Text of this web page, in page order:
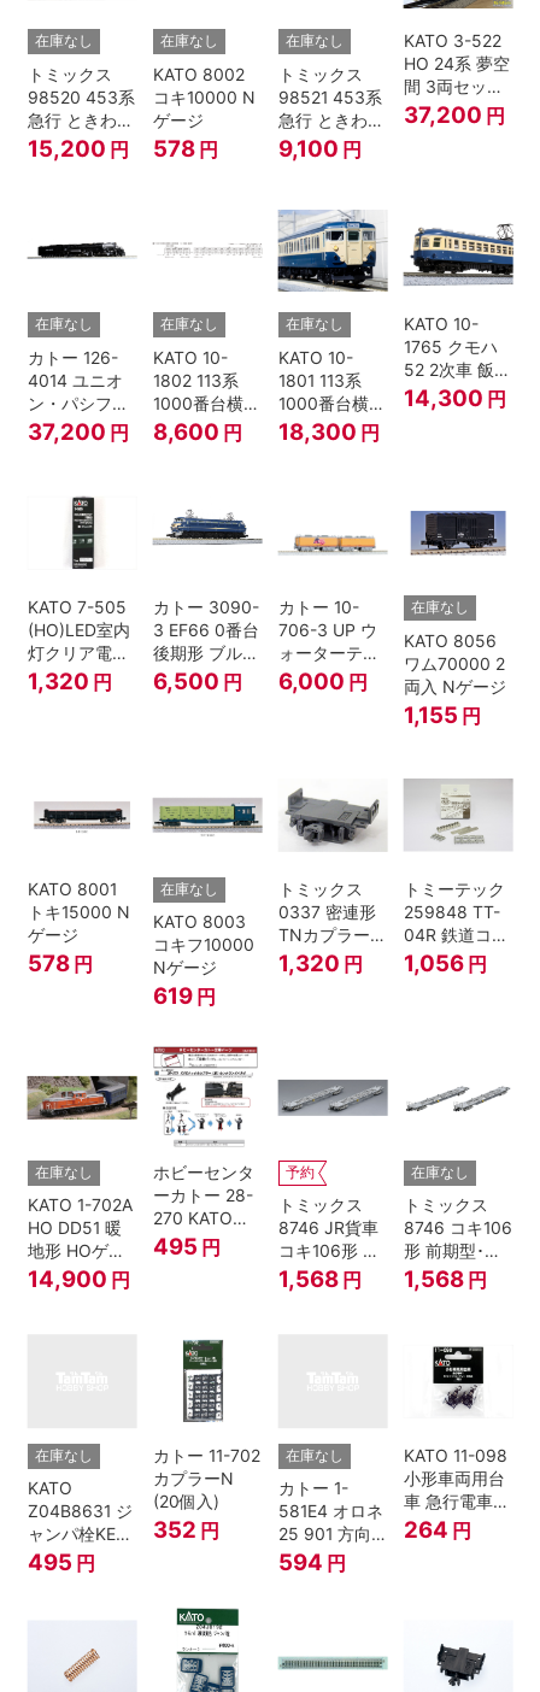
在庫なし
トミックス
98520 453系
急行 ときわ
基本4両セッ
ト Nゲージ
15,200 円
在庫なし
KATO 8002
コキ10000 N
ゲージ
578 円
在庫なし
トミックス
98521 453系
急行 ときわ
増結3両セッ
ト Nゲージ
9,100 円
KATO 3-522
HO 24系 夢空
間 3両セット
HOゲージ
37,200 円
在庫なし
カトー 126-
4014 ユニオ
ン・パシフィ
ック鉄道 ビッ
グボーイ＃
37,200 円
在庫なし
KATO 10-
1802 113系
1000番台横須
賀・総武快速
線 増結4両セ
8,600 円
在庫なし
KATO 10-
1801 113系
1000番台横須
賀・総武快速
線 基本7両セ
18,300 円
KATO 10-
1765 クモハ
52 2次車 飯田
線 4両セット
Nゲージ
14,300 円
KATO 7-505
(HO)LED室内
灯クリア電球
色
1,320 円
カトー 3090-
3 EF66 0番台
後期形 ブルー
トレイン牽引
機
6,500 円
カトー 10-
706-3 UP ウ
ォーターテン
ダー 2両入
6,000 円
在庫なし
KATO 8056
ワム70000 2
両入 Nゲージ
1,155 円
KATO 8001
トキ15000 N
ゲージ
578 円
在庫なし
KATO 8003
コキフ10000
Nゲージ
619 円
トミックス
0337 密連形
TNカプラー
(6個入・SPタ
イプ)
1,320 円
トミーテック
259848 TT-
04R 鉄道コレ
クション
1,056 円
在庫なし
KATO 1-702A
HO DD51 暖
地形 HOゲー
ジ
14,900 円
ホビーセンタ
ーカトー 28-
270 KATOナ
ックルカプラ
ー 黒 センタ
495 円
予約
トミックス
8746 JR貨車
コキ106形 前
期型･新塗装･
コンテナな
1,568 円
在庫なし
トミックス
8746 コキ106
形 前期型･新
塗装･コンテ
ナなし･2両セ
1,568 円
在庫なし
KATO
Z04B8631 ジ
ャンパ栓KE76
濃青 ランナー
495 円
カトー 11-702
カプラーN
(20個入)
352 円
在庫なし
カトー 1-
581E4 オロネ
25 901 方向
幕 4両分
594 円
KATO 11-098
小形車両用台
車 急行電車1
Bトレインシ
ョーティー 対
264 円